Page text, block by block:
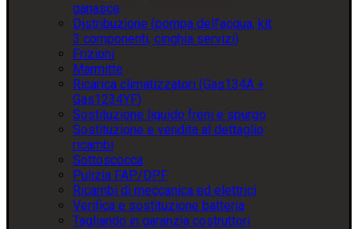
ganasce
Distribuzione (pompa dell’acqua, kit
3 componenti, cinghia servizi)
Frizioni
Marmitte
Ricarica climatizzatori (Gas134A +
Gas1234YF)
Sostituzione liquido freni e spurgo
Sostituzione e vendita al dettaglio
ricambi
Sottoscocca
Pulizia FAP/DPF
Ricambi di meccanica ed elettrici
Verifica e sostituzione batteria
Tagliando in garanzia costruttori